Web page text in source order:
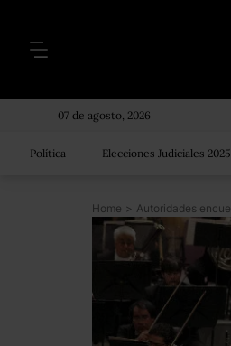
07 de agosto, 2026
Política Elecciones Judiciales 2025
Home >